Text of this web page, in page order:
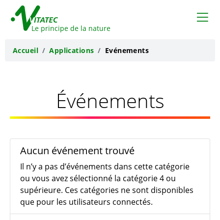
Le principe de la nature
Accueil Applications Evénements
Événements
Aucun événement trouvé
Il n’y a pas d’événements dans cette catégorie
ou vous avez sélectionné la catégorie 4 ou
supérieure. Ces catégories ne sont disponibles
que pour les utilisateurs connectés.